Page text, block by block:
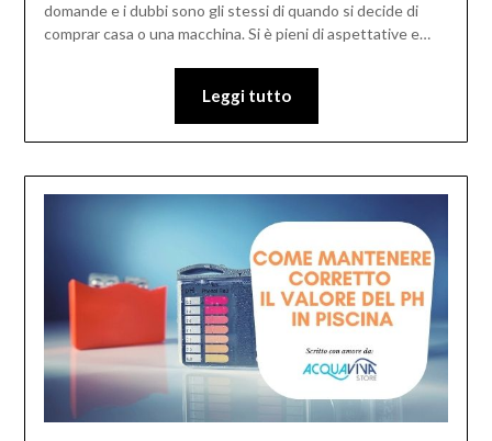
domande e i dubbi sono gli stessi di quando si decide di
comprar casa o una macchina. Si è pieni di aspettative e…
Leggi tutto